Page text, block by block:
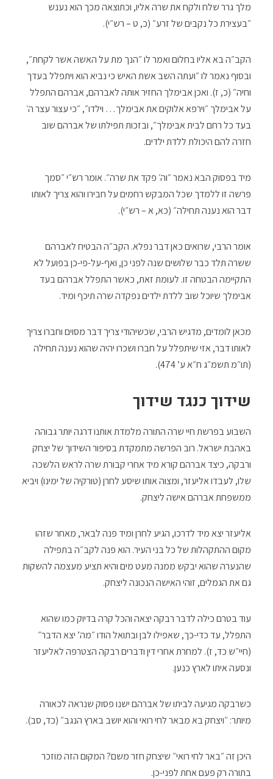
מלך גרר שלח ולקח את שרה אליו, וכתוצאה מכך הוא נענש
״בעצירת כל נקבים של זרע״ (כ, ט – רש״י).
הקב״ה בא אליו בחלום ואמר לו ״הנך מת על האשה אשר לקחת״,
ובסוף נאמר לו ״ועתה השב אשת האיש כי נביא הוא ויתפלל בעדך
וחיה״ (כ, ז). ואכן אבימלך החזיר אותה לאברהם, אברהם התפלל
על אבימלך ״וירפא אלוקים את אבימלך… וילדו״, ״כי עצור עצר ה׳
בעד כל רחם לבית אבימלך״, ובזכות תפילתו של אברהם שוב
חזרה להם היכולת ללדת ילדים.
מיד בפסוק הבא נאמר ״וה׳ פקד את שרה״. אומר רש״י ״סמך
פרשה זו ללמדך שכל המבקש רחמים על חבירו והוא צריך לאותו
דבר הוא נענה תחילה״ (כא, א – רש״י).
אומר הרבי, שרואים כאן דבר נפלא. הקב״ה הבטיח לאברהם
ששרה תלד כבר שלושים שנה לפני כן, ואף-על-פי-כן בפועל לא
התקיימה הבטחה זו. לעומת זאת, כאשר התפלל אברהם בעד
אבימלך שיוכל שוב ללדת ילדים נפקדה שרה תיכף ומיד.
מכאן לומדים, מדגיש הרבי, שכשיהודי צריך דבר מסוים וחברו צריך
לאותו דבר, אזי שיתפלל על חברו ושכרו יהיה שהוא נענה תחילה
(תו״מ תשמ״ג ח״א ע’ 474).
שידוך כנגד שידוך
השבוע בפרשת חיי שרה התורה מלמדת אותנו דרגה יותר גבוהה
באהבת ישראל. רוב הפרשה מתמקדת בסיפור השידוך של יצחק
ורבקה, כיצד אברהם קורא מיד אחרי קבורת שרה לראש הלשכה
שלו, לעבדו אליעזר, ומצוה אותו שיסע לחרן (טורקיה של ימינו) ויביא
ממשפחת אברהם אישה ליצחק.
אליעזר יצא מיד לדרכו, הגיע לחרן ומיד פנה לבאר, מאחר שזהו
מקום ההתקהלות של כל בני העיר. הוא פנה לקב״ה בתפילה
שהנערה שהוא יבקש ממנה מעט מים והיא תציע מעצמה להשקות
גם את הגמלים, זוהי האישה הנכונה ליצחק.
עוד בטרם כילה לדבר רבקה יצאה והכל קרה בדיוק כמו שהוא
התפלל, עד כדי-כך, שאפילו לבן ובתואל הודו ״מה’ יצא הדבר״
(חיי״ש כד, ז). למחרת אחרי דין ודברים רבקה הצטרפה לאליעזר
ונסעה איתו לארץ כנען.
כשרבקה מגיעה לביתו של אברהם ישנו פסוק שנראה לכאורה
מיותר: ״ויצחק בא מבאר לחי רואי והוא יושב בארץ הנגב״ (כד, סב).
היכן זה ״באר לחי רואי״ שיצחק חזר משם? המקום הזה מוזכר
בתורה רק פעם אחת לפני-כן.